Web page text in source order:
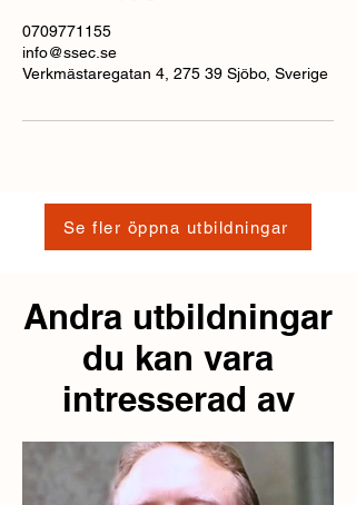
0709771155
info@ssec.se
Verkmästaregatan 4, 275 39 Sjöbo, Sverige
Se fler öppna utbildningar
Andra utbildningar
du kan vara
intresserad av